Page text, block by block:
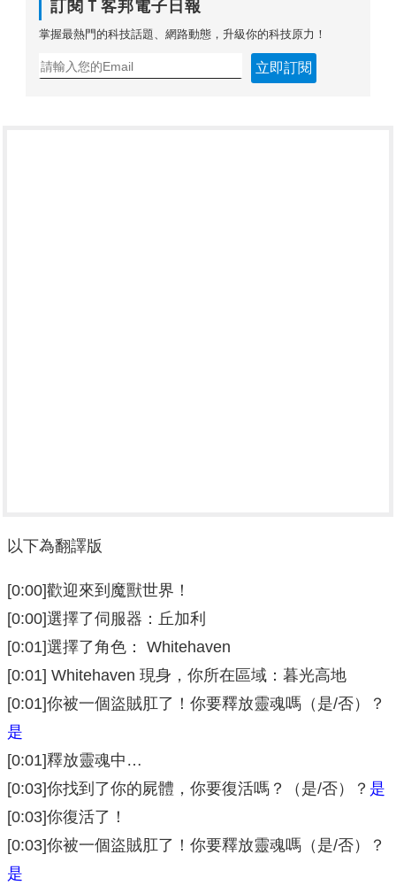
訂閱Ｔ客邦電子日報
掌握最熱門的科技話題、網路動態，升級你的科技原力！
立即訂閱
以下為翻譯版
[0:00]歡迎來到魔獸世界！
[0:00]選擇了伺服器：丘加利
[0:01]選擇了角色： Whitehaven
[0:01] Whitehaven 現身，你所在區域：暮光高地
[0:01]你被一個盜賊肛了！你要釋放靈魂嗎（是/否）？
是
[0:01]釋放靈魂中…
[0:03]你找到了你的屍體，你要復活嗎？（是/否）？ 是
[0:03]你復活了！
[0:03]你被一個盜賊肛了！你要釋放靈魂嗎（是/否）？
是